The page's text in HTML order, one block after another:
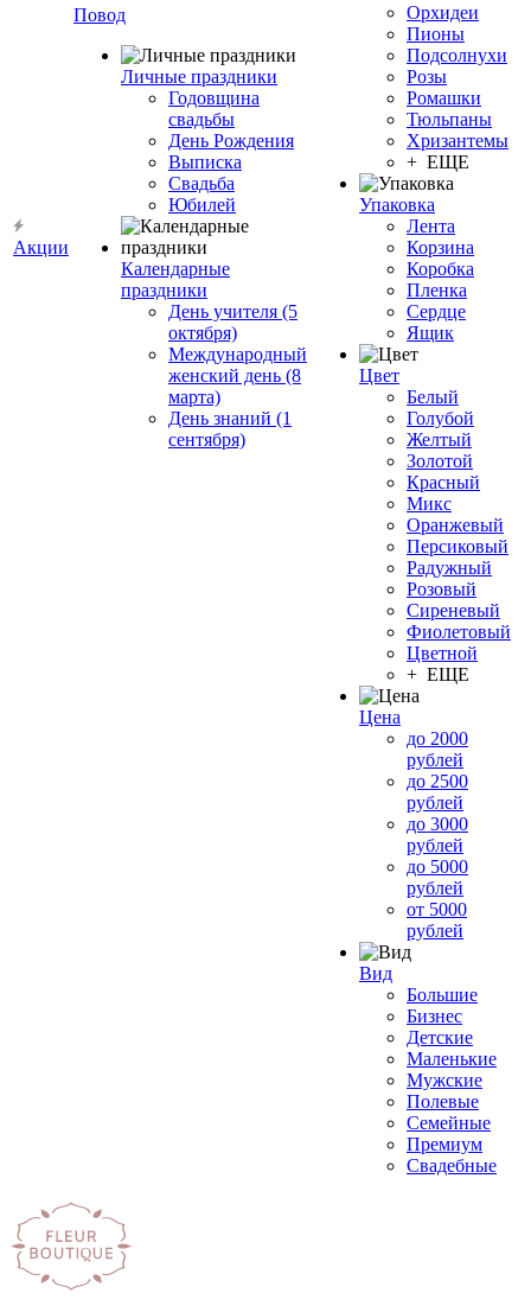
Акции
Повод
Личные праздники
Годовщина
свадьбы
День Рождения
Выписка
Свадьба
Юбилей
Календарные
праздники
День учителя (5
октября)
Международный
женский день (8
марта)
День знаний (1
сентября)
Орхидеи
Пионы
Подсолнухи
Розы
Ромашки
Тюльпаны
Хризантемы
+ ЕЩЕ
Упаковка
Лента
Корзина
Коробка
Пленка
Сердце
Ящик
Цвет
Белый
Голубой
Желтый
Золотой
Красный
Микс
Оранжевый
Персиковый
Радужный
Розовый
Сиреневый
Фиолетовый
Цветной
+ ЕЩЕ
Цена
до 2000
рублей
до 2500
рублей
до 3000
рублей
до 5000
рублей
от 5000
рублей
Вид
Большие
Бизнес
Детские
Маленькие
Мужские
Полевые
Семейные
Премиум
Свадебные